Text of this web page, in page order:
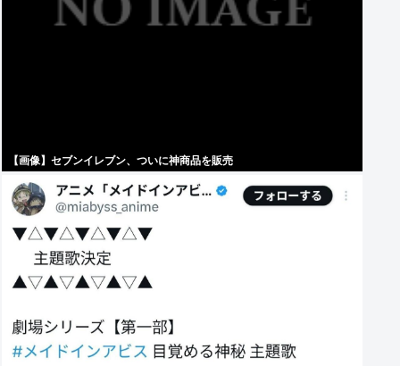
【画像】セブンイレブン、ついに神商品を販売